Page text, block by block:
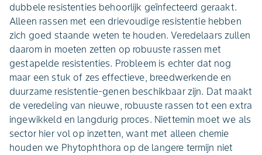
dubbele resistenties behoorlijk geïnfecteerd geraakt.
Alleen rassen met een drievoudige resistentie hebben
zich goed staande weten te houden. Veredelaars zullen
daarom in moeten zetten op robuuste rassen met
gestapelde resistenties. Probleem is echter dat nog
maar een stuk of zes effectieve, breedwerkende en
duurzame resistentie-genen beschikbaar zijn. Dat maakt
de veredeling van nieuwe, robuuste rassen tot een extra
ingewikkeld en langdurig proces. Niettemin moet we als
sector hier vol op inzetten, want met alleen chemie
houden we Phytophthora op de langere termijn niet